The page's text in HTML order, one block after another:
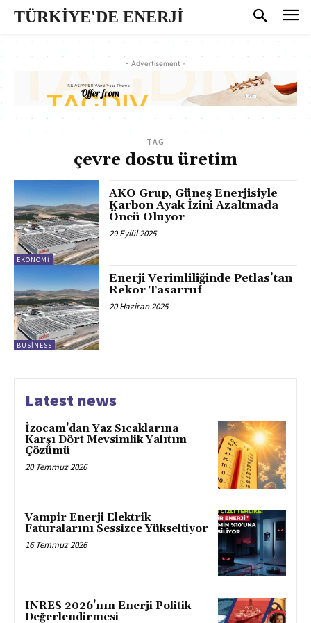
TÜRKİYE'DE ENERJİ
- Advertisement -
TAG
çevre dostu üretim
EKONOMI
AKO Grup, Güneş Enerjisiyle
Karbon Ayak İzini Azaltmada
Öncü Oluyor
29 Eylül 2025
BUSINESS
Enerji Verimliliğinde Petlas’tan
Rekor Tasarruf
20 Haziran 2025
Latest news
İzocam’dan Yaz Sıcaklarına
Karşı Dört Mevsimlik Yalıtım
Çözümü
20 Temmuz 2026
Vampir Enerji Elektrik
Faturalarını Sessizce Yükseltiyor
16 Temmuz 2026
INRES 2026’nın Enerji Politik
Değerlendirmesi